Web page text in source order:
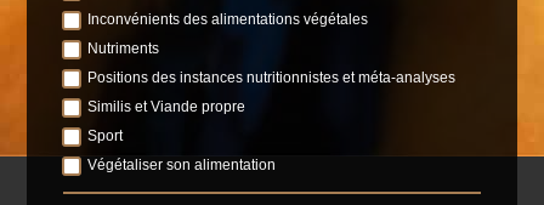
Inconvénients des alimentations végétales
Nutriments
Positions des instances nutritionnistes et méta-analyses
Similis et Viande propre
Sport
Végétaliser son alimentation